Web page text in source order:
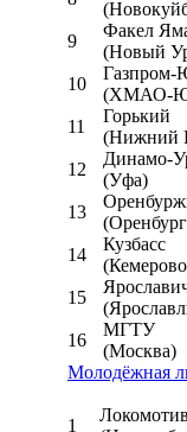
9
Факел
(Новый
10
Газпром-
(ХМАО-
11
Горький
(Нижний
12
Динамо-
(Уфа)
13
14
Кузбасс
15
16
МГТУ
(Москва)
Молодёжная
1